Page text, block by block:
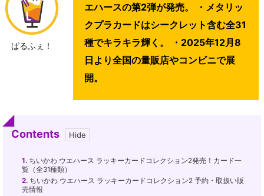
ぱるふぇ！
エハースの第2弾が発売。 ・メタリッ
クプラカードはシークレット含む全31
種でキラキラ輝く。 ・2025年12月8
日より全国の量販店やコンビニで展
開。
Contents
1. ちいかわ ウエハース ラッキーカードコレクション2発売！カード一
覧（全31種類）
2. ちいかわ ウエハース ラッキーカードコレクション2 予約・取扱い販
売情報